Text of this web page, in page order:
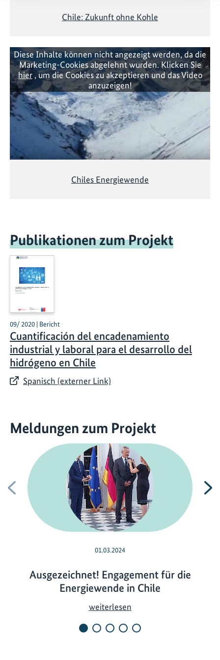
Chile: Zukunft ohne Kohle
Diese Inhalte können nicht angezeigt werden, da die
Marketing-Cookies abgelehnt wurden. Klicken Sie
hier, um die Cookies zu akzeptieren und das Video
anzuzeigen!
Chiles Energiewende
Publikationen zum Projekt
09/ 2020 | Bericht
Cuantificación del encadenamiento
industrial y laboral para el desarrollo del
hidrógeno en Chile
Spanisch (externer Link)
Meldungen zum Projekt
Vorherige
01.03.2024
Ausgezeichnet! Engagement für die
Energiewende in Chile
weiterlesenA
s